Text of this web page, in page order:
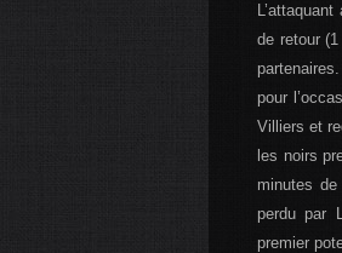
de retour
pour
Villiers et
les noirs
minutes
perdu par
premier